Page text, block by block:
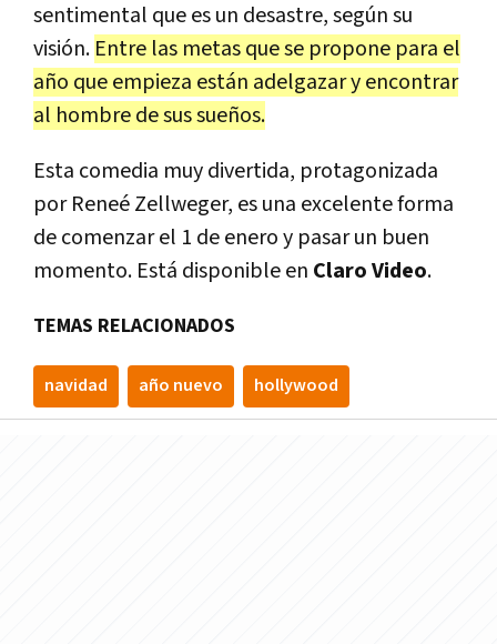
sentimental que es un desastre, según su
visión. Entre las metas que se propone para el
año que empieza están adelgazar y encontrar
al hombre de sus sueños.
Esta comedia muy divertida, protagonizada
por Reneé Zellweger, es una excelente forma
de comenzar el 1 de enero y pasar un buen
momento. Está disponible en Claro Video.
TEMAS RELACIONADOS
navidad año nuevo hollywood